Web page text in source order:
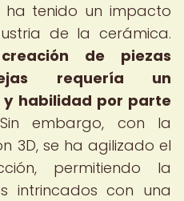
tenido un impacto
de la cerámica.
de piezas
requería un
habilidad por parte
embargo, con la
3D, se ha agilizado el
permitiendo la
intrincados con una